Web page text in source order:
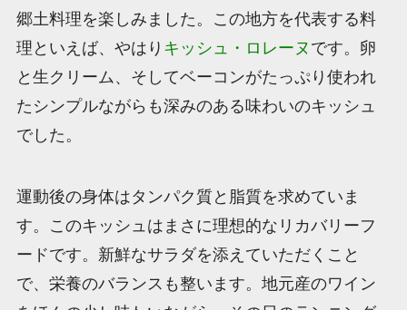
郷土料理を楽しみました。この地方を代表する料
理といえば、やはり キッシュ・ロレーヌ です。卵
と生クリーム、そしてベーコンがたっぷり使われ
たシンプルながらも深みのある味わいのキッシュ
でした。
運動後の身体はタンパク質と脂質を求めていま
す。このキッシュはまさに理想的なリカバリーフ
ードです。新鮮なサラダを添えていただくこと
で、栄養のバランスも整います。地元産のワイン